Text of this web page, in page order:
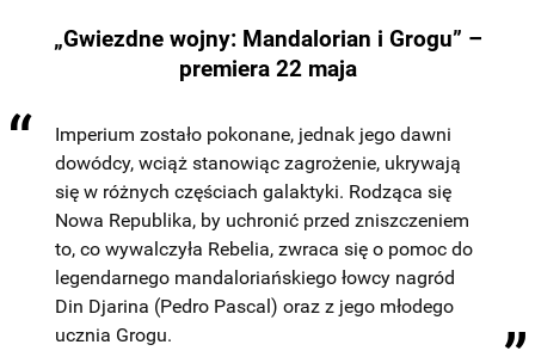
„Gwiezdne wojny: Mandalorian i Grogu” –
premiera 22 maja
Imperium zostało pokonane, jednak jego dawni
dowódcy, wciąż stanowiąc zagrożenie, ukrywają
się w różnych częściach galaktyki. Rodząca się
Nowa Republika, by uchronić przed zniszczeniem
to, co wywalczyła Rebelia, zwraca się o pomoc do
legendarnego mandaloriańskiego łowcy nagród
Din Djarina (Pedro Pascal) oraz z jego młodego
ucznia Grogu.